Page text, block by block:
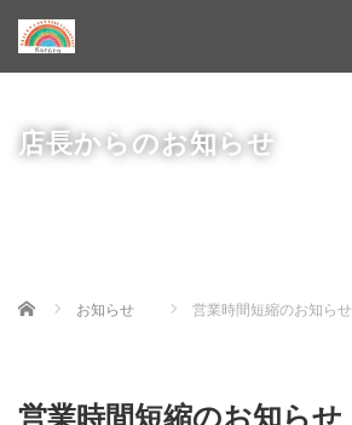
店長からのお知らせ
Home お知らせ 営業時間短縮のお知らせ
営業時間短縮のお知らせ